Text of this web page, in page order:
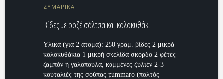
ΖΥΜΑΡΙΚΑ
Βίδες με ροζέ σάλτσα και κολοκυθάκι
Υλικά (για 2 άτομα): 250 γραμ. βίδες 2 μικρά
κολοκυθάκια 1 μικρή σκελίδα σκόρδο 2 φέτες
ζαμπόν ή γαλοπούλα, κομμένες ζυλιέν 2-3
κουταλιές της σούπας pummaro (πολτός